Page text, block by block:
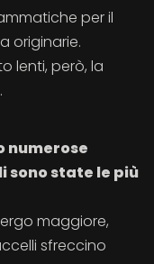
per il
originarie.
lenti, però, la
numerose
sono state le più
maggiore,
sfreccino